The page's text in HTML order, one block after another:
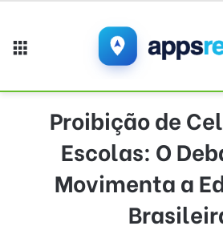
Proibição de
Escolas: O
Movimenta a